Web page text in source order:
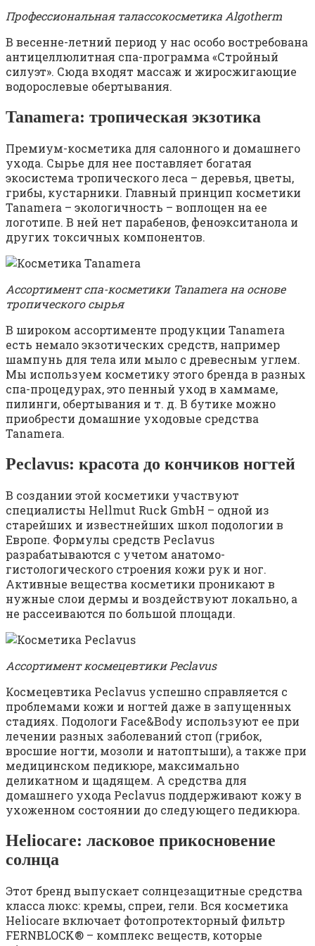
Профессиональная талассокосметика Algotherm
В весенне-летний период у нас особо востребована
антицеллюлитная спа-программа «Стройный
силуэт». Сюда входят массаж и жиросжигающие
водорослевые обертывания.
Tanamera: тропическая экзотика
Премиум-косметика для салонного и домашнего
ухода. Сырье для нее поставляет богатая
экосистема тропического леса – деревья, цветы,
грибы, кустарники. Главный принцип косметики
Tanamera – экологичность – воплощен на ее
логотипе. В ней нет парабенов, феноэкситанола и
других токсичных компонентов.
Ассортимент спа-косметики Tanamera на основе
тропического сырья
В широком ассортименте продукции Tanamera
есть немало экзотических средств, например
шампунь для тела или мыло с древесным углем.
Мы используем косметику этого бренда в разных
спа-процедурах, это пенный уход в хаммаме,
пилинги, обертывания и т. д. В бутике можно
приобрести домашние уходовые средства
Tanamera.
Peclavus: красота до кончиков ногтей
В создании этой косметики участвуют
специалисты Hellmut Ruck GmbH – одной из
старейших и известнейших школ подологии в
Европе. Формулы средств Peclavus
разрабатываются с учетом анатомо-
гистологического строения кожи рук и ног.
Активные вещества косметики проникают в
нужные слои дермы и воздействуют локально, а
не рассеиваются по большой площади.
Ассортимент космецевтики Peclavus
Космецевтика Peclavus успешно справляется с
проблемами кожи и ногтей даже в запущенных
стадиях. Подологи Face&Body используют ее при
лечении разных заболеваний стоп (грибок,
вросшие ногти, мозоли и натоптыши), а также при
медицинском педикюре, максимально
деликатном и щадящем. А средства для
домашнего ухода Peclavus поддерживают кожу в
ухоженном состоянии до следующего педикюра.
Heliocare: ласковое прикосновение
солнца
Этот бренд выпускает солнцезащитные средства
класса люкс: кремы, спреи, гели. Вся косметика
Heliocare включает фотопротекторный фильтр
FERNBLOCK® – комплекс веществ, которые